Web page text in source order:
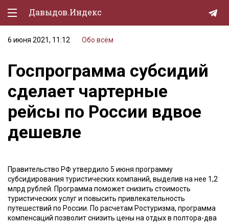
Давыдов.Индекс
Политическая жизнь
Экономика
Природа
Образование
Спорт
Lifestyle
Мурзилка
6 июня 2021, 11:12 Обо всём
Госпрограмма субсидий
сделает чартерные
рейсы по России вдвое
дешевле
Правительство РФ утвердило 5 июня программу
субсидирования туристических компаний, выделив на нее 1,2
млрд рублей. Программа поможет снизить стоимость
туристических услуг и повысить привлекательность
путешествий по России. По расчетам Ростуризма, программа
компенсаций позволит снизить цены на отдых в полтора-два